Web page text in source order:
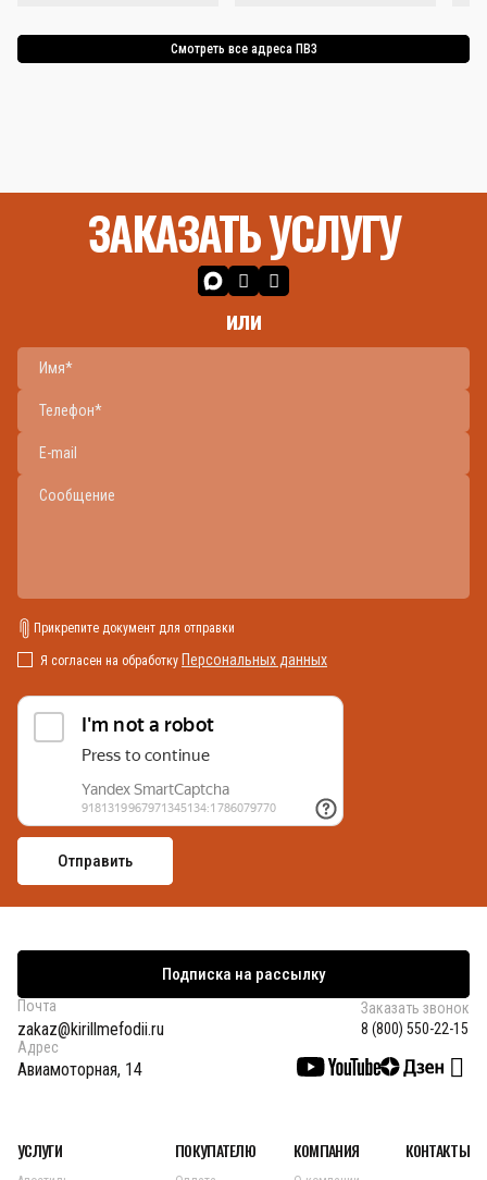
Смотреть все адреса ПВЗ
ЗАКАЗАТЬ УСЛУГУ
или
Прикрепите документ для отправки
Я согласен на обработку Персональных данных
Подписка на рассылку
Почта
zakaz@kirillmefodii.ru
Заказать звонок
8 (800) 550-22-15
Адрес
Авиамоторная, 14
УСЛУГИ ПОКУПАТЕЛЮ КОМПАНИЯ КОНТАКТЫ